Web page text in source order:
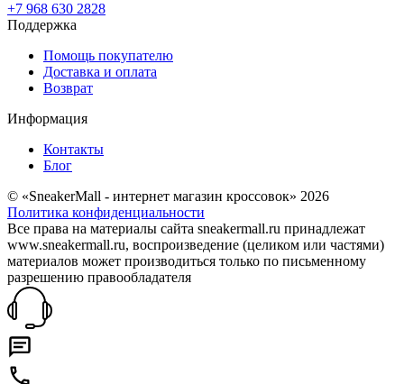
+7 968 630 2828
Поддержка
Помощь покупателю
Доставка и оплата
Возврат
Информация
Контакты
Блог
© «SneakerMall - интернет магазин кроссовок» 2026
Политика конфиденциальности
Все права на материалы сайта sneakermall.ru принадлежат
www.sneakermall.ru, воспроизведение (целиком или частями)
материалов может производиться только по письменному
разрешению правообладателя